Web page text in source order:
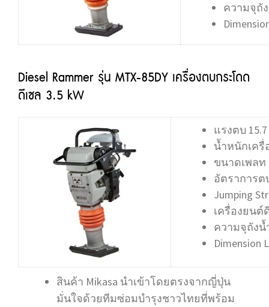
ความจุถั
Diesel Rammer รุ่น MTX-85DY เครื่องตบกระโดด
ดีเซล 3.5 kW
แรงตบ
น้ำหนักเครื่
ขนาดเพลท
อัตราการต
Jumping
เครื่องยนต์
ความจุถังน้
Dimension
สินค้า Mikasa นำเข้าโดยตรงจากญี่ปุ่น
มั่นใจด้วยทีมซ่อมบำรุงชาวไทยที่พร้อม